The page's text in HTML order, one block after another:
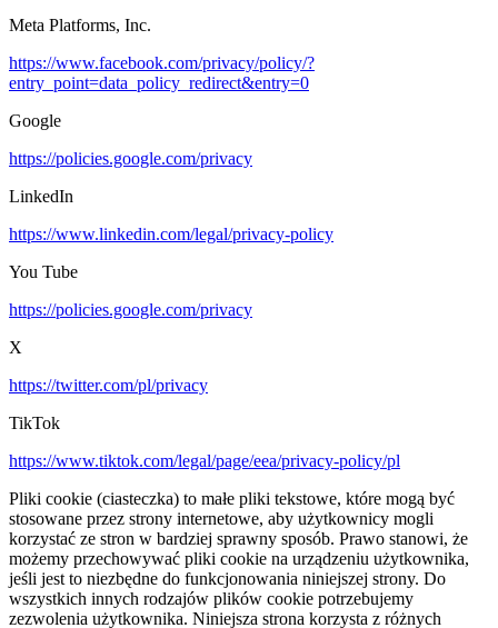
Meta Platforms, Inc.
https://www.facebook.com/privacy/policy/?
entry_point=data_policy_redirect&entry=0
Google
https://policies.google.com/privacy
LinkedIn
https://www.linkedin.com/legal/privacy-policy
You Tube
https://policies.google.com/privacy
X
https://twitter.com/pl/privacy
TikTok
https://www.tiktok.com/legal/page/eea/privacy-policy/pl
Pliki cookie (ciasteczka) to małe pliki tekstowe, które mogą być
stosowane przez strony internetowe, aby użytkownicy mogli
korzystać ze stron w bardziej sprawny sposób. Prawo stanowi, że
możemy przechowywać pliki cookie na urządzeniu użytkownika,
jeśli jest to niezbędne do funkcjonowania niniejszej strony. Do
wszystkich innych rodzajów plików cookie potrzebujemy
zezwolenia użytkownika. Niniejsza strona korzysta z różnych